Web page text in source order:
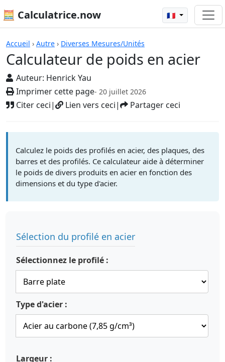
🧮 Calculatrice.now 🇫🇷
Accueil › Autre › Diverses Mesures/Unités
Calculateur de poids en acier
Auteur: Henrick Yau
Imprimer cette page- 20 juillet 2026
Citer ceci| Lien vers ceci| Partager ceci
Calculatrices
Calculez le poids des profilés en acier, des plaques, des
barres et des profilés. Ce calculateur aide à déterminer
le poids de divers produits en acier en fonction des
dimensions et du type d'acier.
Sélection du profilé en acier
Sélectionnez le profilé :
Type d'acier :
Largeur :